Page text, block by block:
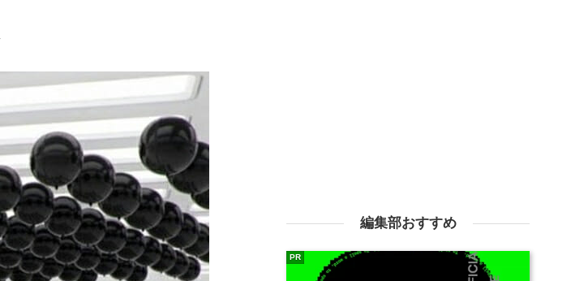
編集部おすすめ
PR